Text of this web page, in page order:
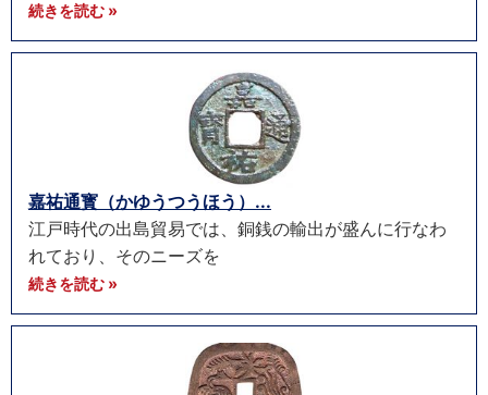
続きを読む »
嘉祐通寳（かゆうつうほう）...
江戸時代の出島貿易では、銅銭の輸出が盛んに行なわ
れており、そのニーズを
続きを読む »